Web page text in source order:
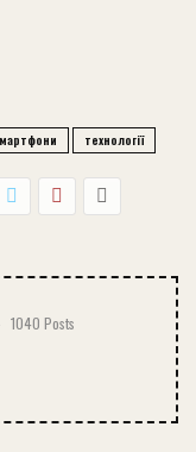
технології
1040 Posts